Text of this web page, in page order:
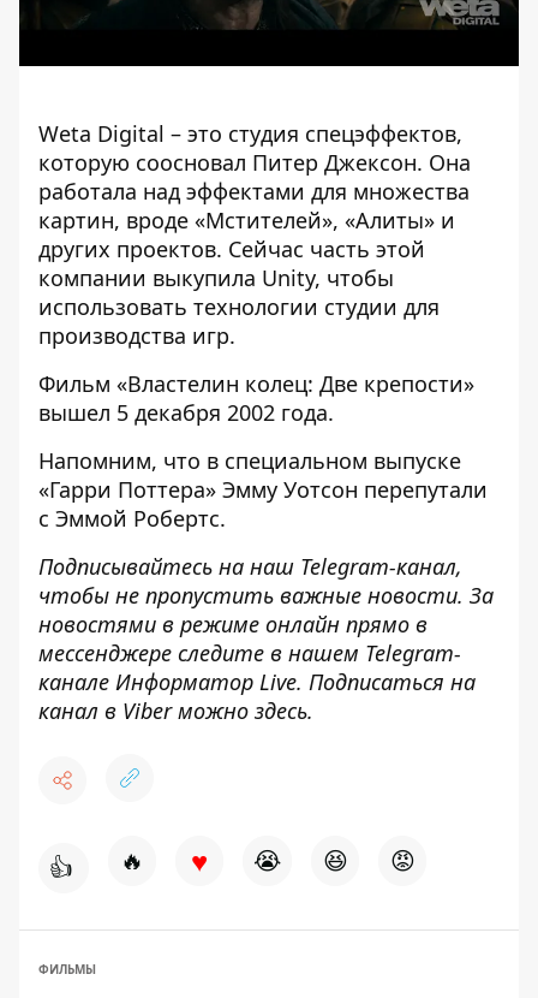
Weta Digital – это студия спецэффектов,
которую соосновал Питер Джексон. Она
работала над эффектами для множества
картин, вроде «Мстителей», «Алиты» и
других проектов. Сейчас часть этой
компании выкупила Unity, чтобы
использовать технологии студии для
производства игр.
Фильм «Властелин колец: Две крепости»
вышел 5 декабря 2002 года.
Напомним, что в специальном выпуске
«Гарри Поттера» Эмму Уотсон перепутали
с Эммой Робертс.
Подписывайтесь на наш Telegram-канал,
чтобы не пропустить важные новости. За
новостями в режиме онлайн прямо в
мессенджере следите в нашем Telegram-
канале Информатор Live. Подписаться на
канал в Viber можно здесь.
👍 🔥 ♥ 😭 😆 😡
ФИЛЬМЫ